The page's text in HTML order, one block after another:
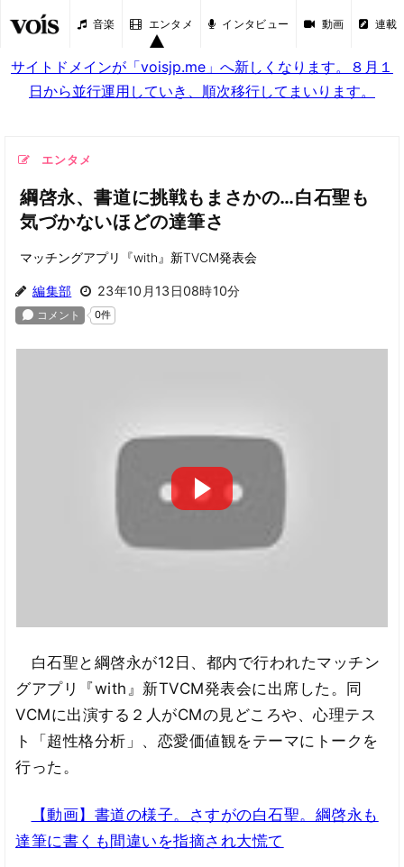
音楽 エンタメ インタビュー 動画 連載
サイトドメインが「voisjp.me」へ新しくなります。８月１
日から並行運用していき、順次移行してまいります。
エンタメ
綱啓永、書道に挑戦もまさかの…白石聖も
気づかないほどの達筆さ
マッチングアプリ『with』新TVCM発表会
編集部 23年10月13日08時10分
白石聖と綱啓永が12日、都内で行われたマッチン
グアプリ『with』新TVCM発表会に出席した。同
VCMに出演する２人がCMの見どころや、心理テス
ト「超性格分析」、恋愛価値観をテーマにトークを
行った。
【動画】書道の様子。さすがの白石聖。綱啓永も
達筆に書くも間違いを指摘され大慌て